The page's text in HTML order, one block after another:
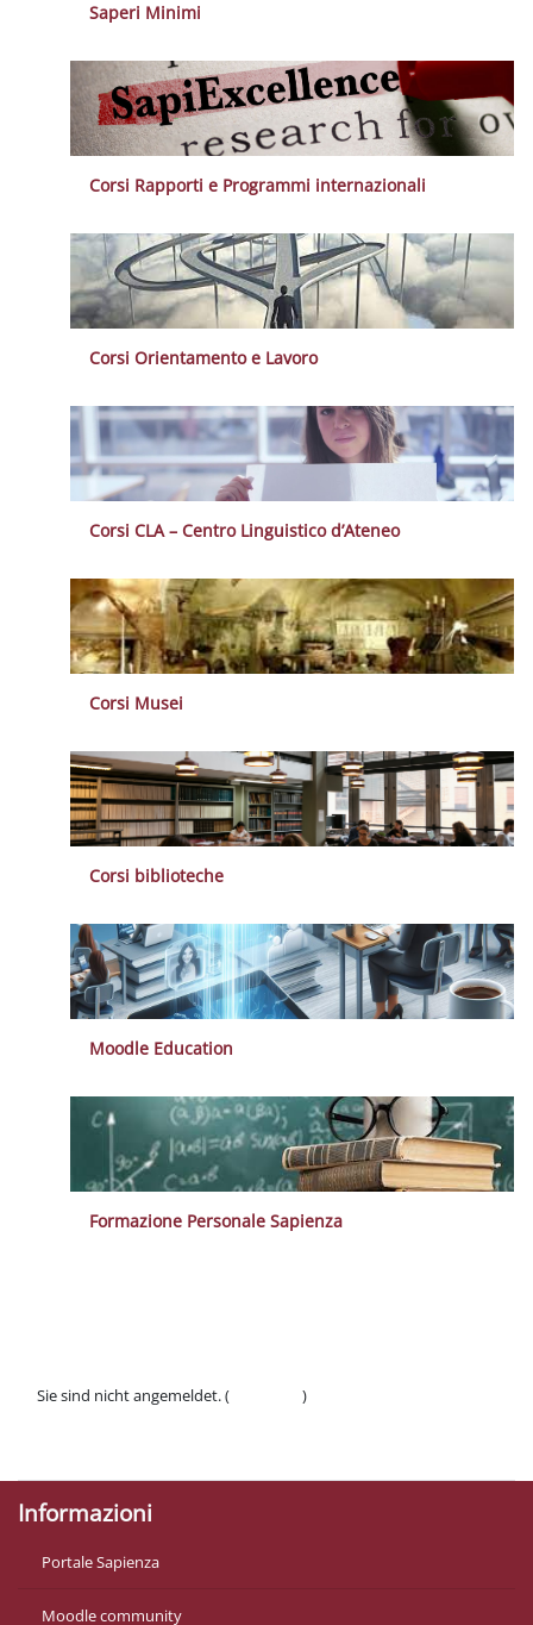
Saperi Minimi
Corsi Rapporti e Programmi internazionali
Corsi Orientamento e Lavoro
Corsi CLA – Centro Linguistico d’Ateneo
Corsi Musei
Corsi biblioteche
Moodle Education
Formazione Personale Sapienza
Sie sind nicht angemeldet. (
)
Informazioni
Portale Sapienza
Moodle community